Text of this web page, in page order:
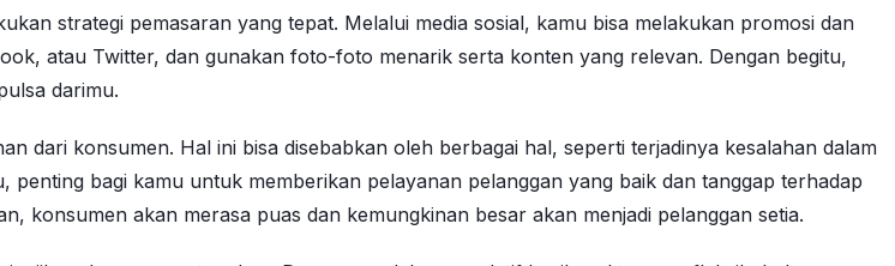
strategi pemasaran yang tepat. Melalui media sosial, kamu bisa melakukan promosi dan
atau Twitter, dan gunakan foto-foto menarik serta konten yang relevan. Dengan begitu,
darimu.
dari konsumen. Hal ini bisa disebabkan oleh berbagai hal, seperti terjadinya kesalahan dalam
bagi kamu untuk memberikan pelayanan pelanggan yang baik dan tanggap terhadap
konsumen akan merasa puas dan kemungkinan besar akan menjadi pelanggan setia.